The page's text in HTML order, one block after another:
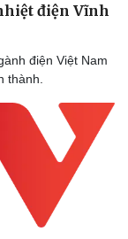
điện Vĩnh
điện Việt Nam
thành.